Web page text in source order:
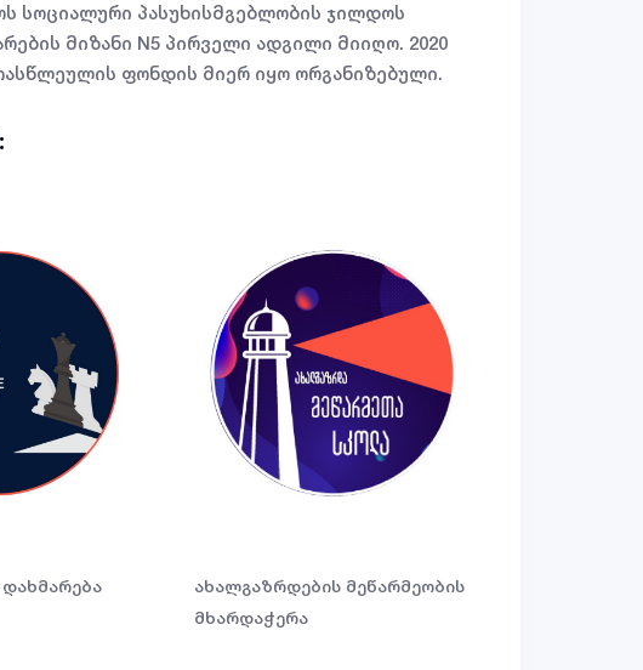
სოციალური პასუხისმგებლობის ჯილდოს
მიზანი N5 პირველი ადგილი მიიღო. 2020
ფონდის მიერ იყო ორგანიზებული.
ახალგაზრდების მეწარმეობის
მხარდაჭერა